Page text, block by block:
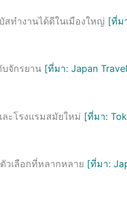
ทำงานได้ดีในเมืองใหญ่ [ที่ม
บจักรยาน [ที่มา: Japan
ะโรงแรมสมัยใหม่ [ที่มา:
วเลือกที่หลากหลาย [ที่มา: